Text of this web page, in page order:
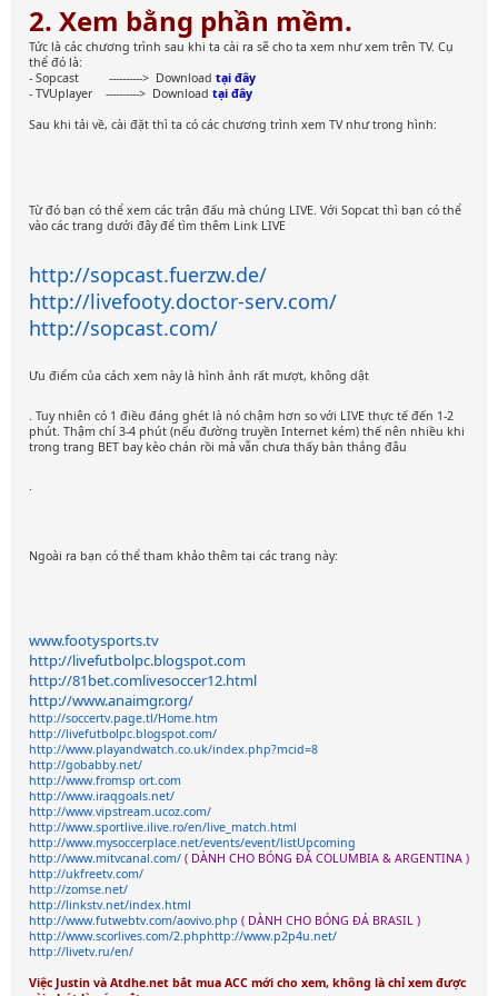
2. Xem bằng phần mềm.
Tức là các chương trình sau khi ta cài ra sẽ cho ta xem như xem trên TV. Cụ
thể đó là:
- Sopcast ----------> Download tại đây
- TVUplayer ----------> Download tại đây
Sau khi tải về, cài đặt thì ta có các chương trình xem TV như trong hình:
Từ đó bạn có thể xem các trận đấu mà chúng LIVE. Với Sopcat thì bạn có thể
vào các trang dưới đây để tìm thêm Link LIVE
http://sopcast.fuerzw.de/
http://livefooty.doctor-serv.com/
http://sopcast.com/
Ưu điểm của cách xem này là hình ảnh rất mượt, không dật
. Tuy nhiên có 1 điều đáng ghét là nó chậm hơn so với LIVE thực tế đến 1-2
phút. Thậm chí 3-4 phút (nếu đường truyền Internet kém) thế nên nhiều khi
trong trang BET bay kèo chán rồi mà vẫn chưa thấy bàn thắng đâu
.
Ngoài ra bạn có thể tham khảo thêm tại các trang này:
www.footysports.tv
http://livefutbolpc.blogspot.com
http://81bet.comlivesoccer12.html
http://www.anaimgr.org/
http://soccertv.page.tl/Home.htm
http://livefutbolpc.blogspot.com/
http://www.playandwatch.co.uk/index.php?mcid=8
http://gobabby.net/
http://www.fromsp ort.com
http://www.iraqgoals.net/
http://www.vipstream.ucoz.com/
http://www.sportlive.ilive.ro/en/live_match.html
http://www.mysoccerplace.net/events/event/listUpcoming
http://www.mitvcanal.com/ ( DÀNH CHO BÓNG ĐÁ COLUMBIA & ARGENTINA )
http://ukfreetv.com/
http://zomse.net/
http://linkstv.net/index.html
http://www.futwebtv.com/aovivo.php ( DÀNH CHO BÓNG ĐÁ BRASIL )
http://www.scorlives.com/2.phphttp://www.p2p4u.net/
http://livetv.ru/en/
Việc Justin và Atdhe.net bắt mua ACC mới cho xem, không là chỉ xem được